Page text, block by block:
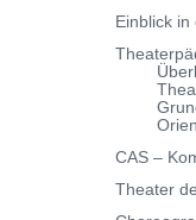
Einblick in
CAS –
Theater